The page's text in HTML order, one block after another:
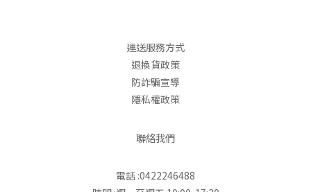
運送服務方式
退換貨政策
防詐騙宣導
隱私權政策
聯絡我們
電話 :0422246488